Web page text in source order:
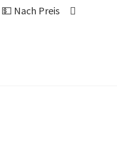
💵 Nach Preis